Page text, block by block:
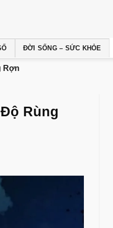
ĐỜI SỐNG – SỨC KHỎE
Rợn
Rùng